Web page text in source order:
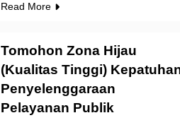
Read More
Tomohon Zona Hijau
(Kualitas Tinggi)
Penyelenggaraan
Pelayanan Publik